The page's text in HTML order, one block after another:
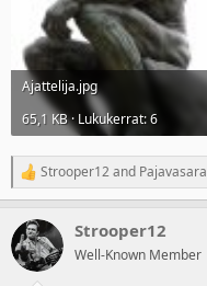
Ajattelija.jpg
65,1 KB · Lukukerrat: 6
R
e
c
t
i
Strooper12and Pajavasara
Strooper12
Well-Known Member